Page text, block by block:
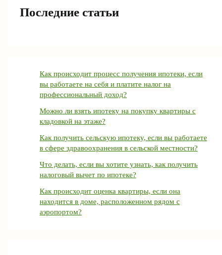
Последние статьи
Как происходит процесс получения ипотеки, если
вы работаете на себя и платите налог на
профессиональный доход?
Можно ли взять ипотеку на покупку квартиры с
кладовкой на этаже?
Как получить сельскую ипотеку, если вы работаете
в сфере здравоохранения в сельской местности?
Что делать, если вы хотите узнать, как получить
налоговый вычет по ипотеке?
Как происходит оценка квартиры, если она
находится в доме, расположенном рядом с
аэропортом?